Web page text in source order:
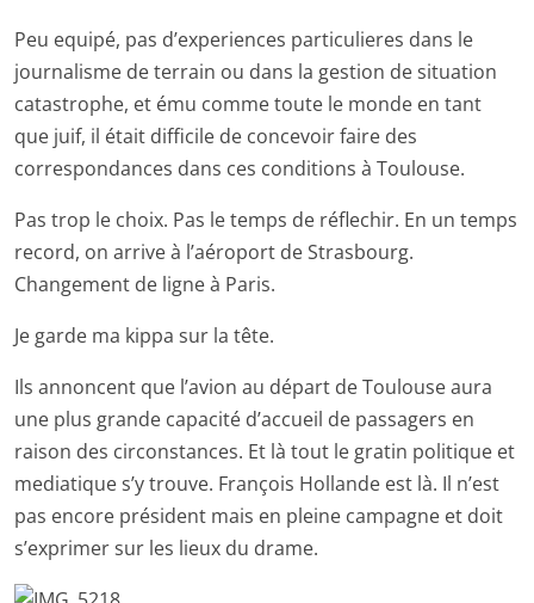
Peu equipé, pas d’experiences particulieres dans le
journalisme de terrain ou dans la gestion de situation
catastrophe, et ému comme toute le monde en tant
que juif, il était difficile de concevoir faire des
correspondances dans ces conditions à Toulouse.
Pas trop le choix. Pas le temps de réflechir. En un temps
record, on arrive à l’aéroport de Strasbourg.
Changement de ligne à Paris.
Je garde ma kippa sur la tête.
Ils annoncent que l’avion au départ de Toulouse aura
une plus grande capacité d’accueil de passagers en
raison des circonstances. Et là tout le gratin politique et
mediatique s’y trouve. François Hollande est là. Il n’est
pas encore président mais en pleine campagne et doit
s’exprimer sur les lieux du drame.